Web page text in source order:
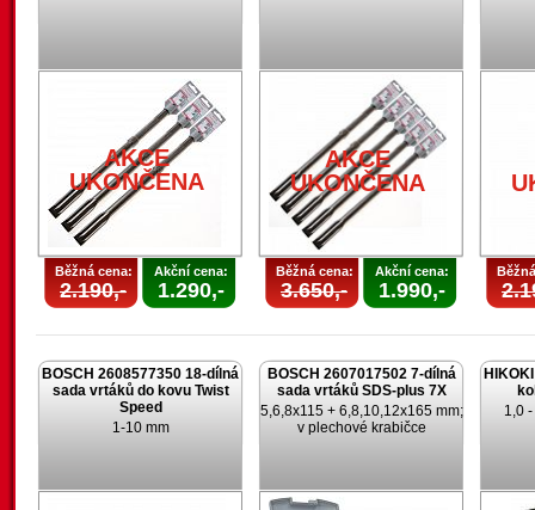
AKCE
UKONČENA
Běžná cena:
2.190,-
Akční cena:
1.290,-
AKCE
UKONČENA
Běžná cena:
3.650,-
Akční cena:
1.990,-
BOSCH 2608577350 18-dílná
sada vrtáků do kovu Twist
Speed
1-10 mm
BOSCH 2607017502 7-dílná
sada vrtáků SDS-plus 7X
5,6,8x115 + 6,8,10,12x165 mm;
v plechové krabičce
1,0